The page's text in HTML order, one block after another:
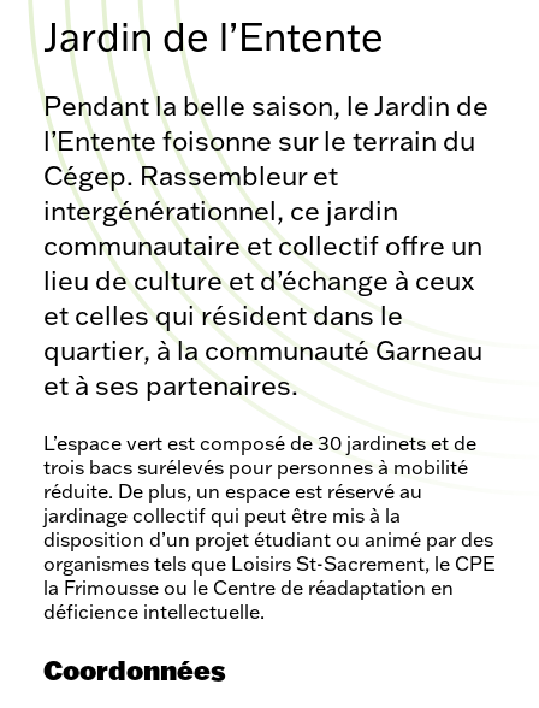
Jardin de l’Entente
Pendant la belle saison, le Jardin de
l’Entente foisonne sur le terrain du
Cégep. Rassembleur et
intergénérationnel, ce jardin
communautaire et collectif offre un
lieu de culture et d’échange à ceux
et celles qui résident dans le
quartier, à la communauté Garneau
et à ses partenaires.
L’espace vert est composé de 30 jardinets et de
trois bacs surélevés pour personnes à mobilité
réduite. De plus, un espace est réservé au
jardinage collectif qui peut être mis à la
disposition d’un projet étudiant ou animé par des
organismes tels que Loisirs St-Sacrement, le CPE
la Frimousse ou le Centre de réadaptation en
déficience intellectuelle.
Coordonnées